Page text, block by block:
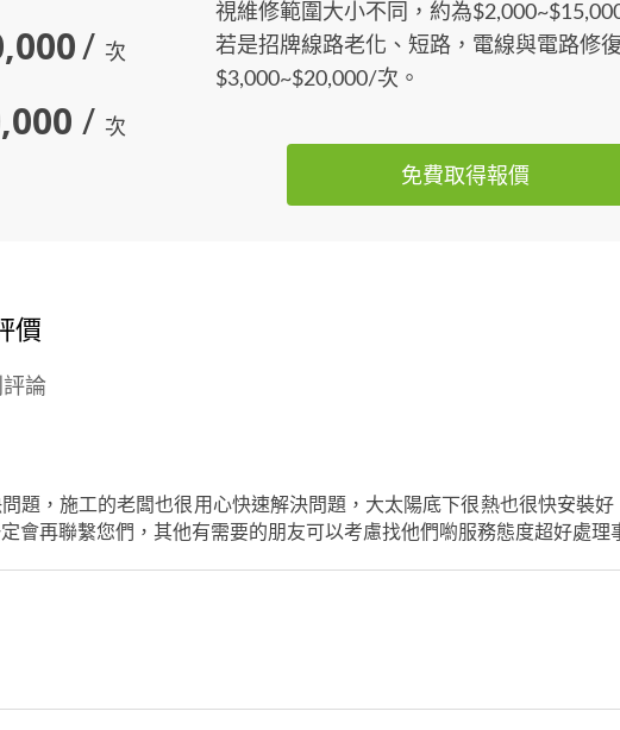
/ 次
/ 次
視維修範圍大小不同，約為
若是招牌線路老化、短路，電線與電路修
$3,000~$20,000/次。
免費取得報價
價
論
題，施工的老闆也很用心快速解決問題，大太陽底下很熱也很快安裝
會再聯繫您們，其他有需要的朋友可以考慮找他們喲服務態度超好處理